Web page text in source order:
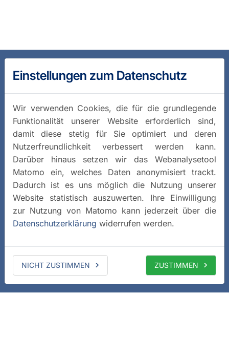
Einstellungen zum Datenschutz
Wir verwenden Cookies, die für die grundlegende
Funktionalität unserer Website erforderlich sind,
damit diese stetig für Sie optimiert und deren
Nutzerfreundlichkeit verbessert werden kann.
Darüber hinaus setzen wir das Webanalysetool
Matomo ein, welches Daten anonymisiert trackt.
Dadurch ist es uns möglich die Nutzung unserer
Website statistisch auszuwerten. Ihre Einwilligung
zur Nutzung von Matomo kann jederzeit über die
Datenschutzerklärung widerrufen werden.
NICHT ZUSTIMMEN ZUSTIMMEN